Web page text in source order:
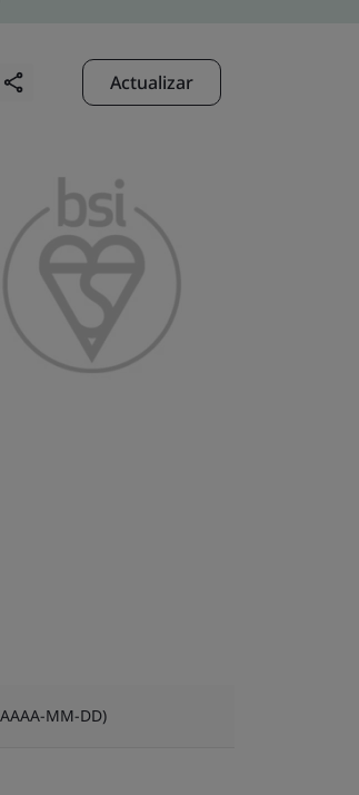
Actualizar
MM-DD)